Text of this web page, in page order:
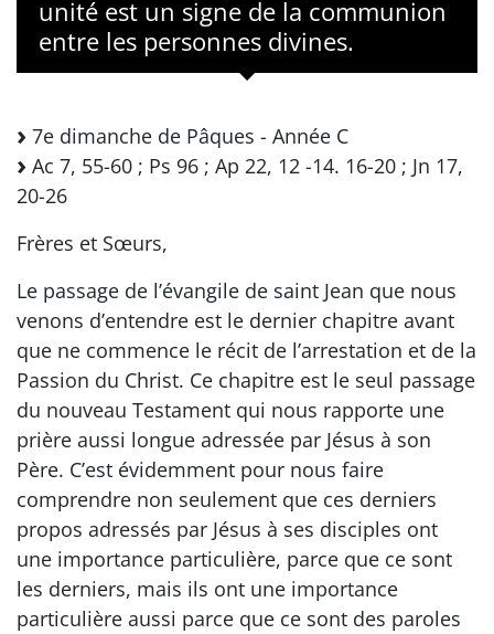
unité est un signe de la communion
entre les personnes divines.
7e dimanche de Pâques - Année C
Ac 7, 55-60 ; Ps 96 ; Ap 22, 12 -14. 16-20 ; Jn 17,
20-26
Frères et Sœurs,
Le passage de l’évangile de saint Jean que nous
venons d’entendre est le dernier chapitre avant
que ne commence le récit de l’arrestation et de la
Passion du Christ. Ce chapitre est le seul passage
du nouveau Testament qui nous rapporte une
prière aussi longue adressée par Jésus à son
Père. C’est évidemment pour nous faire
comprendre non seulement que ces derniers
propos adressés par Jésus à ses disciples ont
une importance particulière, parce que ce sont
les derniers, mais ils ont une importance
particulière aussi parce que ce sont des paroles